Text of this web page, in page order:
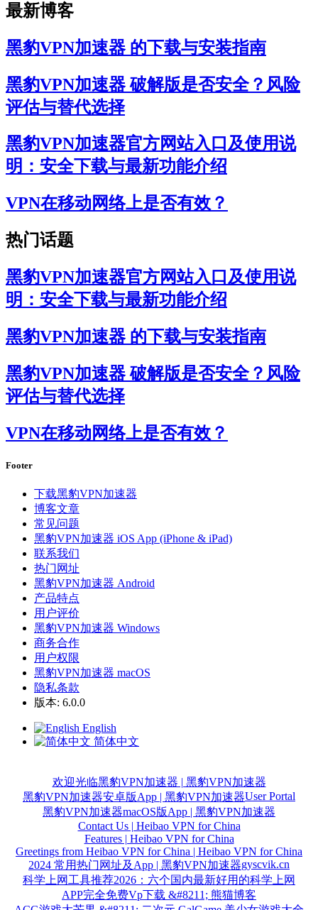
最新博客
黑豹VPN加速器 的下载与安装指南
黑豹VPN加速器 破解版是否安全？风险
评估与替代选择
黑豹VPN加速器官方网站入口及使用说
明：安全下载与最新功能介绍
VPN在移动网络上是否有效？
热门话题
黑豹VPN加速器官方网站入口及使用说
明：安全下载与最新功能介绍
黑豹VPN加速器 的下载与安装指南
黑豹VPN加速器 破解版是否安全？风险
评估与替代选择
VPN在移动网络上是否有效？
Footer
下载黑豹VPN加速器
博客文章
常见问题
黑豹VPN加速器 iOS App (iPhone & iPad)
联系我们
热门网址
黑豹VPN加速器 Android
产品特点
用户评价
黑豹VPN加速器 Windows
商务合作
用户权限
黑豹VPN加速器 macOS
隐私条款
版本: 6.0.0
English
简体中文
欢迎光临黑豹VPN加速器 | 黑豹VPN加速器
黑豹VPN加速器安卓版App | 黑豹VPN加速器User Portal
黑豹VPN加速器macOS版App | 黑豹VPN加速器
Contact Us | Heibao VPN for China
Features | Heibao VPN for China
Greetings from Heibao VPN for China | Heibao VPN for China
2024 常用热门网址及App | 黑豹VPN加速器gyscvik.cn
科学上网工具推荐2026：六个国内最新好用的科学上网
APP完全免费Vp下载 &#8211; 熊猫博客